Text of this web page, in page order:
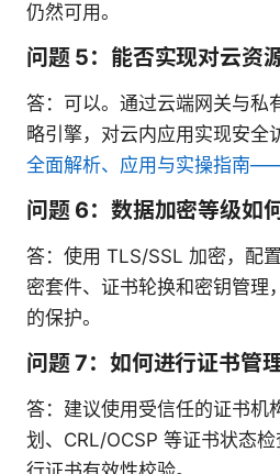
仍然可用。
问题 5：能否实现对云资
答：可以。通过云端网关与私
略引擎，对云内应用实现安全
全面解析、应用与实操指南
问题 6：数据加密等级如
答：使用 TLS/SSL 加密，配
密套件、证书轮换和密钥管理
的保护。
问题 7：如何进行证书管理
答：建议使用受信任的证书机
划、CRL/OCSP 等证书状态